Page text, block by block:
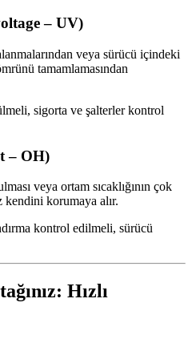
– UV)
veya sürücü içindeki
tamamlamasından
sigorta ve şalterler kontrol
– OH)
veya ortam sıcaklığının çok
kendini korumaya alır.
kontrol edilmeli, sürücü
Hızlı